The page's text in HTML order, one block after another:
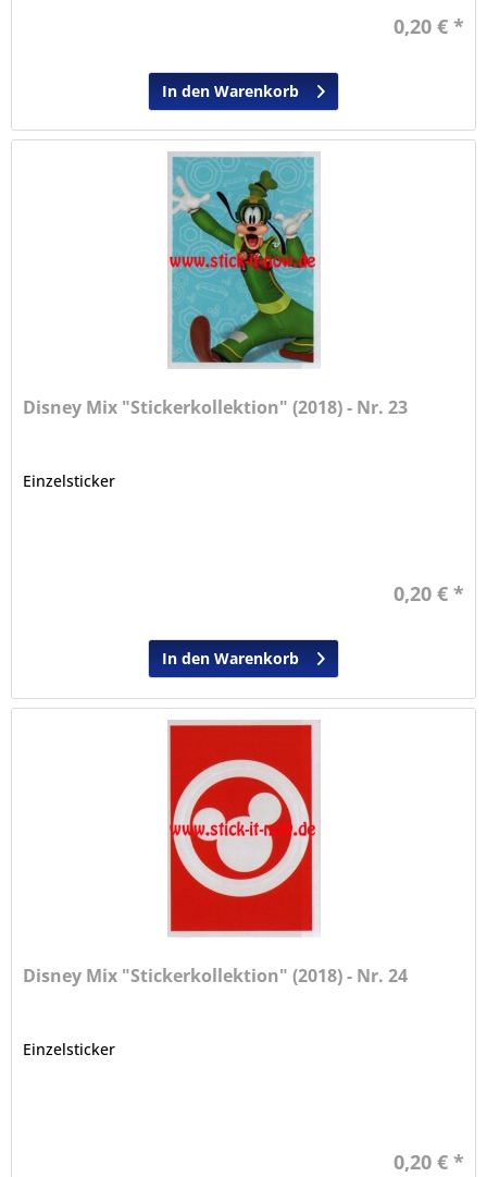
0,20 € *
In den Warenkorb
Disney Mix "Stickerkollektion" (2018) - Nr. 23
Einzelsticker
0,20 € *
In den Warenkorb
Disney Mix "Stickerkollektion" (2018) - Nr. 24
Einzelsticker
0,20 € *